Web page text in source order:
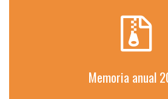
Memoria anual